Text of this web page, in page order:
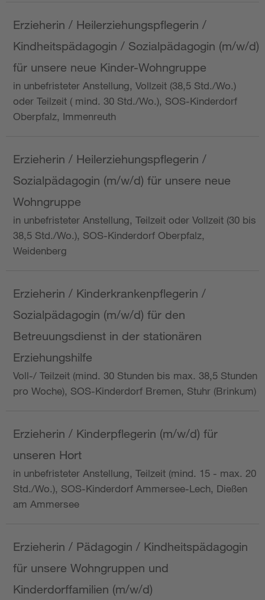
Erzieherin / Heilerziehungspflegerin /
Kindheitspädagogin / Sozialpädagogin (m/w/d)
für unsere neue Kinder-Wohngruppe
in unbefristeter Anstellung, Vollzeit (38,5 Std./Wo.)
oder Teilzeit ( mind. 30 Std./Wo.), SOS-Kinderdorf
Oberpfalz, Immenreuth
Erzieherin / Heilerziehungspflegerin /
Sozialpädagogin (m/w/d) für unsere neue
Wohngruppe
in unbefristeter Anstellung, Teilzeit oder Vollzeit (30 bis
38,5 Std./Wo.), SOS-Kinderdorf Oberpfalz,
Weidenberg
Erzieherin / Kinderkrankenpflegerin /
Sozialpädagogin (m/w/d) für den
Betreuungsdienst in der stationären
Erziehungshilfe
Voll-/ Teilzeit (mind. 30 Stunden bis max. 38,5 Stunden
pro Woche), SOS-Kinderdorf Bremen, Stuhr (Brinkum)
Erzieherin / Kinderpflegerin (m/w/d) für
unseren Hort
in unbefristeter Anstellung, Teilzeit (mind. 15 - max. 20
Std./Wo.), SOS-Kinderdorf Ammersee-Lech, Dießen
am Ammersee
Erzieherin / Pädagogin / Kindheitspädagogin
für unsere Wohngruppen und
Kinderdorffamilien (m/w/d)